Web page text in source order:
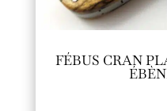
FÉBUS CRAN